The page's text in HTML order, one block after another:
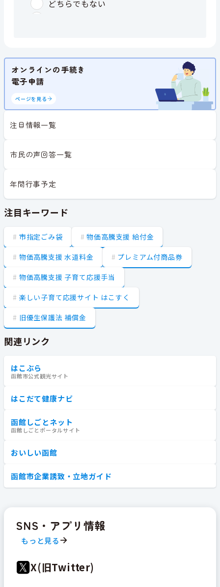
オンラインの手続き
電子申請
ページを見る
注目情報一覧
市民の声回答一覧
年間行事予定
注目キーワード
市指定ごみ袋 物価高騰支援 給付金
物価高騰支援 水道料金 プレミアム付商品券
物価高騰支援 子育て応援手当
楽しい子育て応援サイト はこすく
旧優生保護法 補償金
関連リンク
はこぶら
函館市公式観光サイト
はこだて健康ナビ
函館しごとネット
函館しごとポータルサイト
おいしい函館
函館市企業誘致・立地ガイド
SNS・アプリ情報
もっと見る
X(旧Twitter)